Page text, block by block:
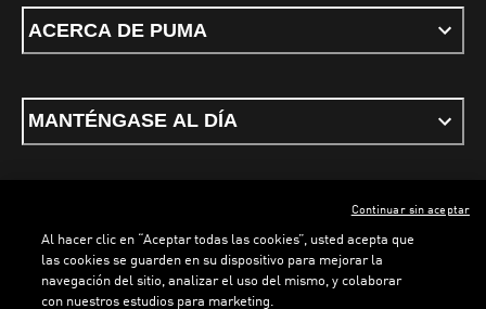
ACERCA DE PUMA
MANTÉNGASE AL DÍA
Términos y condicionesPolítica de Privacidad
ESPAÑOL
Al hacer clic en “Aceptar todas las cookies”, usted acepta que
las cookies se guarden en su dispositivo para mejorar la
navegación del sitio, analizar el uso del mismo, y colaborar
con nuestros estudios para marketing.
Continuar sin aceptar